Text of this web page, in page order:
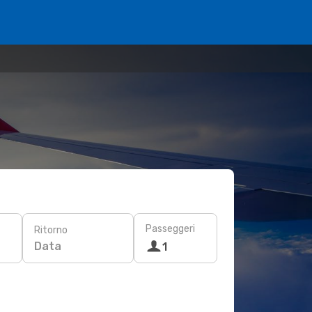
Ritorno
Data
Passeggeri
1